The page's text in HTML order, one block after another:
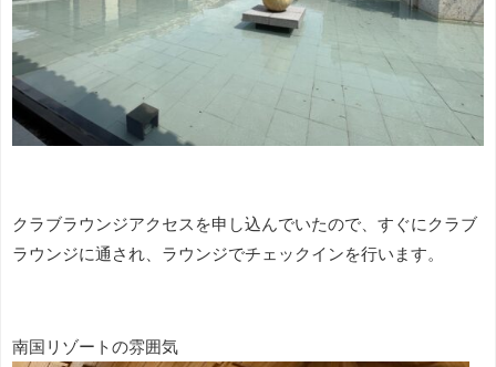
クラブラウンジアクセスを申し込んでいたので、すぐにクラブ
ラウンジに通され、ラウンジでチェックインを行います。
南国リゾートの雰囲気